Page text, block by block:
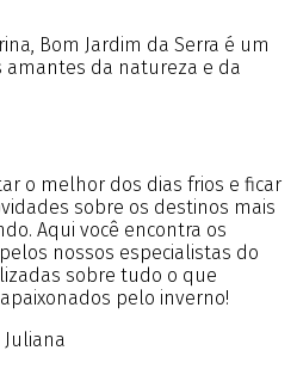
Bom Jardim da Serra é um
amantes da natureza e da
o melhor dos dias frios e ficar
sobre os destinos mais
Aqui você encontra os
nossos especialistas do
sobre tudo o que
pelo inverno!
Juliana